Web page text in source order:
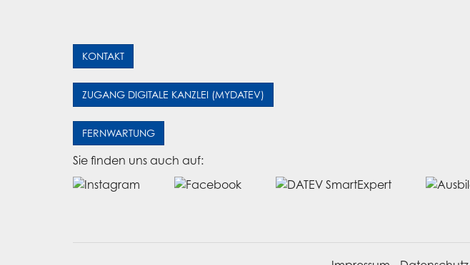
KONTAKT
ZUGANG DIGITALE KANZLEI (MYDATEV)
FERNWARTUNG
Sie finden uns auch auf: